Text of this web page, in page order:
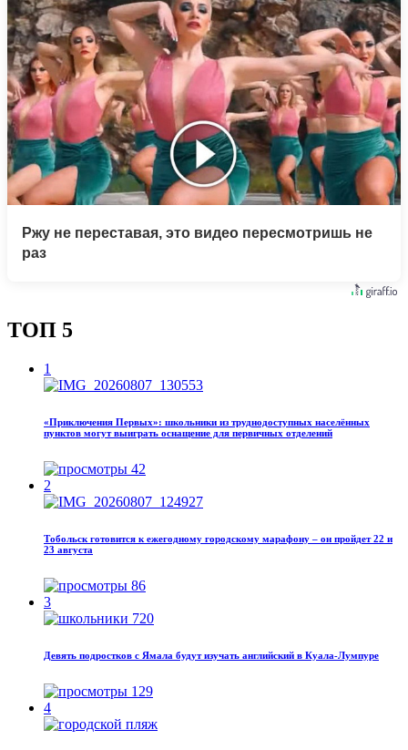
Ржу не переставая, это видео пересмотришь не
раз
ТОП 5
1
«Приключения Первых»: школьники из труднодоступных населённых
пунктов могут выиграть оснащение для первичных отделений
42
2
Тобольск готовится к ежегодному городскому марафону – он пройдет 22 и
23 августа
86
3
Девять подростков с Ямала будут изучать английский в Куала-Лумпуре
129
4